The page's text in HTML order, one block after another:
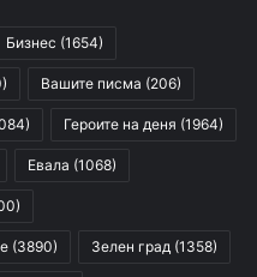
Бизнес (1654)
Вашите писма (206)
Героите на деня (1964)
Евала (1068)
(3890) Зелен град (1358)